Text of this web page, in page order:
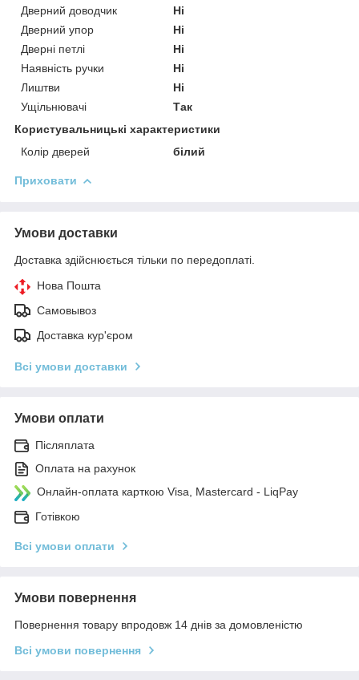
Дверний доводчик
Ні
Дверний упор
Ні
Дверні петлі
Ні
Наявність ручки
Ні
Лиштви
Ні
Ущільнювачі
Так
Користувальницькі характеристики
Колір дверей
білий
Приховати
Умови доставки
Доставка здійснюється тільки по передоплаті.
Нова Пошта
Самовывоз
Доставка кур'єром
Всі умови доставки
Умови оплати
Післяплата
Оплата на рахунок
Онлайн-оплата карткою Visa, Mastercard - LiqPay
Готівкою
Всі умови оплати
Умови повернення
Повернення товару впродовж 14 днів за домовленістю
Всі умови повернення